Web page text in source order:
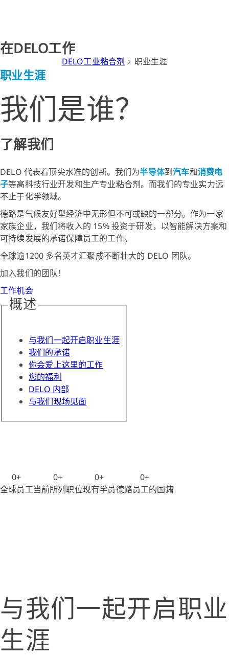
在DELO工作
DELO工业粘合剂 职业生涯
职业生涯
我们是谁？
了解我们
DELO 代表着顶尖水准的创新。我们为半导体到汽车和消费电
子等高科技行业开发和生产专业粘合剂。而我们的专业实力远
不止于化学领域。
德路是气候友好型经济中无形但不可或缺的一部分。作为一家
家族企业，我们将收入的 15% 投资于研发，以智能解决方案和
可持续发展的承诺保障员工的工作。
全球逾1200 多名英才汇聚成不断壮大的 DELO 团队。
加入我们的团队！
工作机会
概述
与我们一起开启职业生涯
我们的承诺
你会爱上这里的工作
您的福利
DELO 内部
与我们现场见面
0+
全球员工
0+
当前所列职位
0+
现有学员
0+
德路员工的国籍
与我们一起开启职业
生涯